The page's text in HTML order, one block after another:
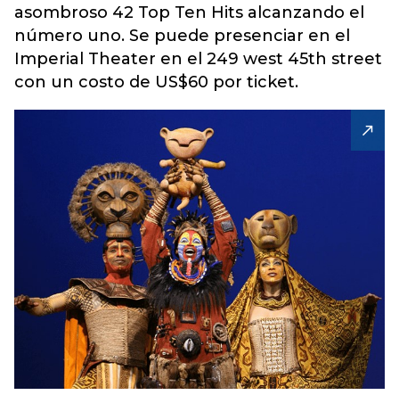
asombroso 42 Top Ten Hits alcanzando el
número uno. Se puede presenciar en el
Imperial Theater en el 249 west 45th street
con un costo de US$60 por ticket.